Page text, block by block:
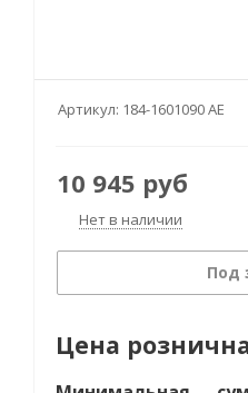
Артикул: 184-1601090 АЕ
10 945 руб
Нет в наличии
Под
Цена